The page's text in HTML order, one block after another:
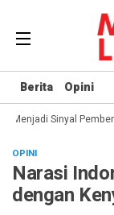
Berita Opini
Sinyal
OPINI
Narasi
dengan